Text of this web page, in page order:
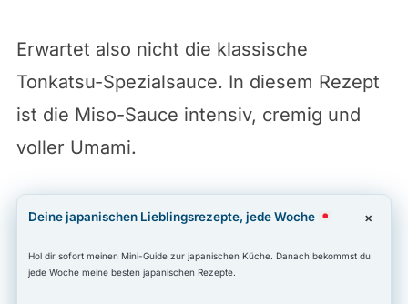
Erwartet also nicht die klassische
Tonkatsu-Spezialsauce. In diesem Rezept
ist die Miso-Sauce intensiv, cremig und
voller Umami.
Deine japanischen Lieblingsrezepte, jede Woche
Hol dir sofort meinen Mini-Guide zur japanischen Küche. Danach bekommst du
jede Woche meine besten japanischen Rezepte.
×